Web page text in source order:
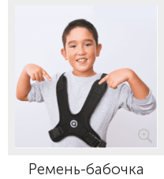
Ремень-бабочка